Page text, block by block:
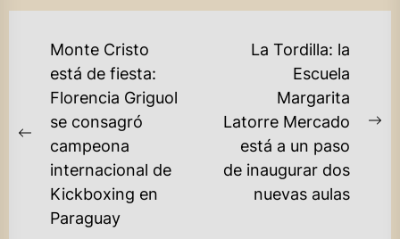
NAVEGACIÓN
ENTRADAS
Previous
post:
Monte Cristo
está de fiesta:
Florencia Griguol
se consagró
campeona
internacional de
Kickboxing en
Paraguay
La Tordilla: la
Escuela
Margarita
Latorre Mercado
está a un paso
de inaugurar dos
nuevas aulas